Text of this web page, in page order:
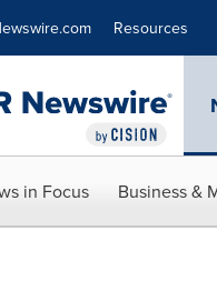
Resources
in Focus Business &